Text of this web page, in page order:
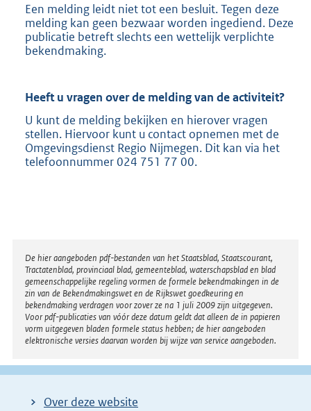
Een melding leidt niet tot een besluit. Tegen deze
melding kan geen bezwaar worden ingediend. Deze
publicatie betreft slechts een wettelijk verplichte
bekendmaking.
Heeft u vragen over de melding van de activiteit?
U kunt de melding bekijken en hierover vragen
stellen. Hiervoor kunt u contact opnemen met de
Omgevingsdienst Regio Nijmegen. Dit kan via het
telefoonnummer 024 751 77 00.
Disclaimer
De hier aangeboden pdf-bestanden van het Staatsblad, Staatscourant,
Tractatenblad, provinciaal blad, gemeenteblad, waterschapsblad en blad
gemeenschappelijke regeling vormen de formele bekendmakingen in de
zin van de Bekendmakingswet en de Rijkswet goedkeuring en
bekendmaking verdragen voor zover ze na 1 juli 2009 zijn uitgegeven.
Voor pdf-publicaties van vóór deze datum geldt dat alleen de in papieren
vorm uitgegeven bladen formele status hebben; de hier aangeboden
elektronische versies daarvan worden bij wijze van service aangeboden.
Over deze website